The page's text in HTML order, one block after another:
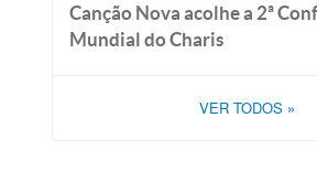
Canção Nova acolhe a 2ª
Mundial do Charis
VER TODOS »